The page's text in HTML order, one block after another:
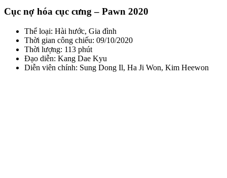
Cục nợ hóa cục cưng – Pawn 2020
Thể loại: Hài hước, Gia đình
Thời gian công chiếu: 09/10/2020
Thời lượng: 113 phút
Đạo diễn: Kang Dae Kyu
Diễn viên chính: Sung Dong Il, Ha Ji Won, Kim Heewon